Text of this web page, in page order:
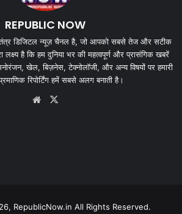
REPUBLIC NOW
डिजिटल न्यूज़ चैनल है, जो आपको सबसे तेज और सटीक
लक्ष्य है कि हम दुनिया भर की महत्वपूर्ण और प्रासंगिक खबरें
खेल, बिज़नेस, टेक्नोलॉजी, और अन्य विषयों पर हमारी
रिपोर्टिंग हमें सबसे अलग बनाती है।
Website
RepublicNow.in All Rights Reserved.